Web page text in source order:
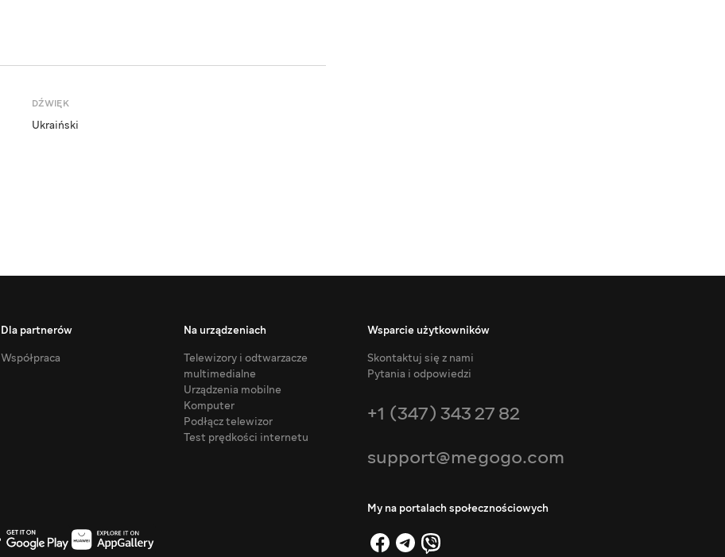
DŹWIĘK
Ukraiński
Dla partnerów
Współpraca
Na urządzeniach
Telewizory i odtwarzacze
multimedialne
Urządzenia mobilne
Komputer
Podłącz telewizor
Test prędkości internetu
Wsparcie użytkowników
Skontaktuj się z nami
Pytania i odpowiedzi
+1 (347) 343 27 82
support@megogo.com
My na portalach społecznościowych